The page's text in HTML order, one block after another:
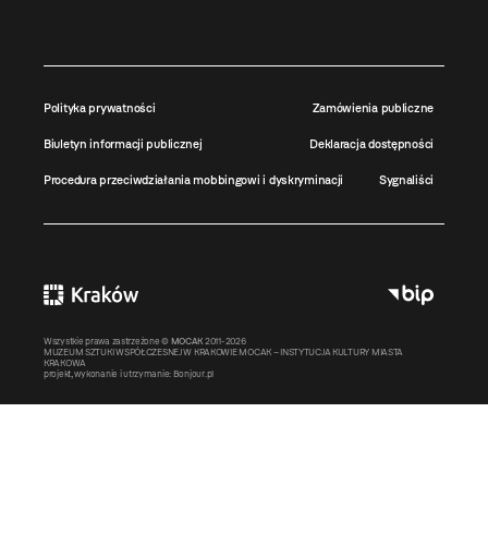
Polityka prywatności Zamówienia publiczne
Biuletyn informacji publicznej Deklaracja dostępności
Procedura przeciwdziałania mobbingowi i dyskryminacji Sygnaliści
Wszystkie prawa zastrzeżone © MOCAK 2011-2026
MUZEUM SZTUKI WSPÓŁCZESNEJ W KRAKOWIE MOCAK – INSTYTUCJA KULTURY MIASTA
KRAKOWA
projekt, wykonanie i utrzymanie: Bonjour.pl